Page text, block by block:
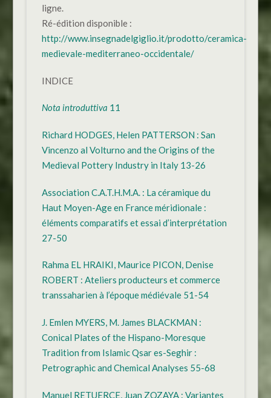
ligne.
Ré-édition disponible :
http://www.insegnadelgiglio.it/prodotto/ceramica-
medievale-mediterraneo-occidentale/
INDICE
Nota introduttiva 11
Richard HODGES, Helen PATTERSON : San
Vincenzo al Volturno and the Origins of the
Medieval Pottery Industry in Italy 13-26
Association C.A.T.H.M.A. : La céramique du
Haut Moyen-Age en France méridionale :
éléments comparatifs et essai d’interprétation
27-50
Rahma EL HRAIKI, Maurice PICON, Denise
ROBERT : Ateliers producteurs et commerce
transsaharien à l’époque médiévale 51-54
J. Emlen MYERS, M. James BLACKMAN :
Conical Plates of the Hispano-Moresque
Tradition from Islamic Qsar es-Seghir :
Petrographic and Chemical Analyses 55-68
Manuel RETUERCE, Juan ZOZAYA : Variantes